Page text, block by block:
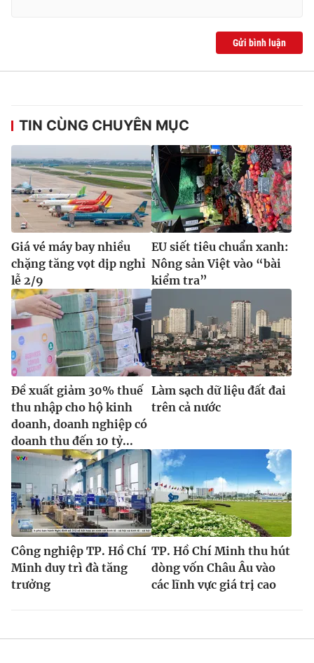
Gửi bình luận
TIN CÙNG CHUYÊN MỤC
Giá vé máy bay nhiều
chặng tăng vọt dịp nghỉ
lễ 2/9
EU siết tiêu chuẩn xanh:
Nông sản Việt vào “bài
kiểm tra”
Đề xuất giảm 30% thuế
thu nhập cho hộ kinh
doanh, doanh nghiệp có
doanh thu đến 10 tỷ...
Làm sạch dữ liệu đất đai
trên cả nước
Công nghiệp TP. Hồ Chí
Minh duy trì đà tăng
trưởng
TP. Hồ Chí Minh thu hút
dòng vốn Châu Âu vào
các lĩnh vực giá trị cao